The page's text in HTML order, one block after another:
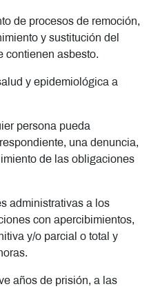
de procesos de remoción,
y sustitución del
contienen asbesto.
y epidemiológica a
persona pueda
una denuncia,
de las obligaciones
administrativas a los
con apercibimientos,
y/o parcial o total y
años de prisión, a las